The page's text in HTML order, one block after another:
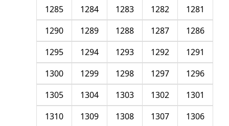
1281
1282
1283
1284
1285
1286
1287
1288
1289
1290
1291
1292
1293
1294
1295
1296
1297
1298
1299
1300
1301
1302
1303
1304
1305
1306
1307
1308
1309
1310